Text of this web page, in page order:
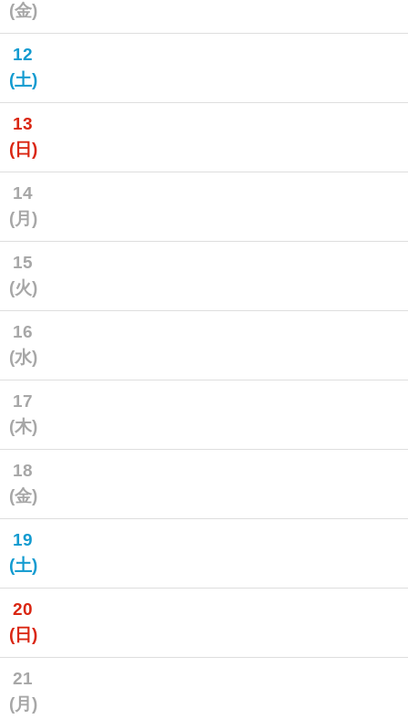
(金)
12
(土)
13
(日)
14
(月)
15
(火)
16
(水)
17
(木)
18
(金)
19
(土)
20
(日)
21
(月)